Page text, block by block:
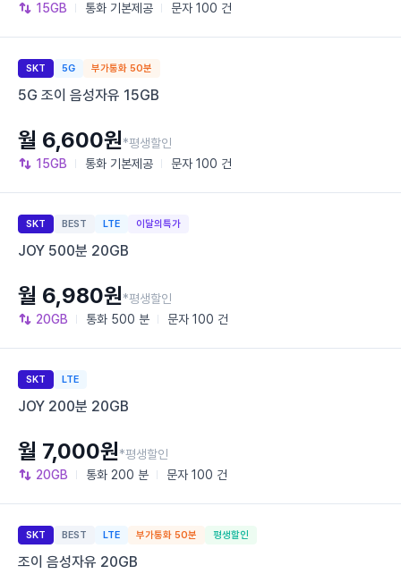
15GB 통화 기본제공 문자 100 건
SKT 5G 부가통화 50분
5G 조이 음성자유 15GB
15GB 통화 기본제공 문자 100 건
월 6,600원*평생할인
SKT BEST LTE 이달의특가
JOY 500분 20GB
20GB 통화 500 분 문자 100 건
월 6,980원*평생할인
SKT LTE
JOY 200분 20GB
20GB 통화 200 분 문자 100 건
월 7,000원*평생할인
SKT BEST LTE 부가통화 50분 평생할인
조이 음성자유 20GB